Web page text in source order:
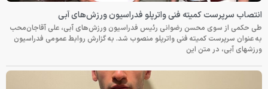
انتصاب سرپرست کمیته فنی واترپلو فدراسیون ورزش‌های آبی
طی حکمی از سوی محسن رضوانی رئیس فدراسیون ورزش‌های آبی، علی آقاجان‌محب
به عنوان سرپرست کمیته فنی واترپلو منصوب شد. به گزارش روابط عمومی فدراسیون
ورزشهای آبی، در متن این